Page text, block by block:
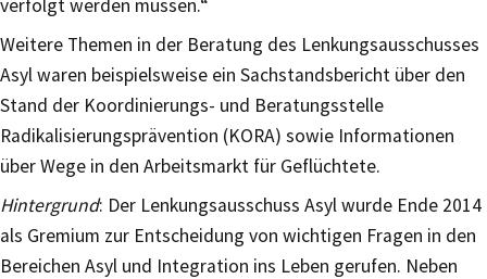
verfolgt werden müssen.“
Weitere Themen in der Beratung des Lenkungsausschusses
Asyl waren beispielsweise ein Sachstandsbericht über den
Stand der Koordinierungs- und Beratungsstelle
Radikalisierungsprävention (KORA) sowie Informationen
über Wege in den Arbeitsmarkt für Geflüchtete.
Hintergrund: Der Lenkungsausschuss Asyl wurde Ende 2014
als Gremium zur Entscheidung von wichtigen Fragen in den
Bereichen Asyl und Integration ins Leben gerufen. Neben